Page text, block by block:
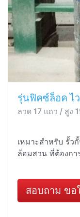
รุ่นฟิคซ์ล็อค ไ
ลวด 17 แถว / สูง
เหมาะสำหรับ รั้ว
ล้อมสวน ที่ต้องกา
สอบถาม ขอ